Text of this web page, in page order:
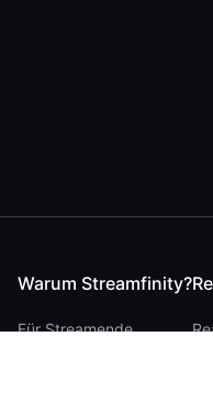
Warum Streamfinity?
Für Streamende